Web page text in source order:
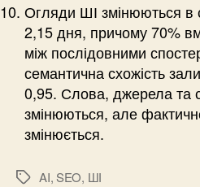
Огляди ШІ змінюються в
2,15 дня, причому 70%
між послідовними
семантична схожість
0,95. Слова, джерела та
змінюються, але
змінюється.
Позначки
AI,SEO, ШІ